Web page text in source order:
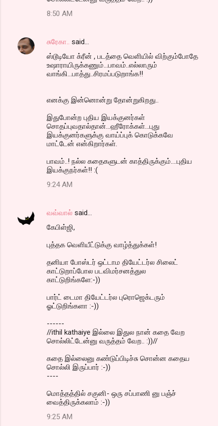
8:50 AM
சுரேகா.. said…
ஸ்டூடியோ க்ரீன் , படத்தை வெளியில் விற்கும்போதே
உஷாராயிருக்கணும்...பாவம்..எல்லாரும்
வாங்கி...பாத்து..சிரமப்படுறாங்க!!
எனக்கு இன்னொன்று தோன்றுகிறது..
இதுபோன்ற புதிய இயக்குனர்கள்
சொதப்புவதால்தான்...ஹீரோக்கள்...புது
இயக்குனர்களுக்கு வாய்ப்புக் கொடுக்கவே
மாட்டேன் என்கிறார்கள்.
பாவம்..! நல்ல கதைகளுடன் காத்திருக்கும்....புதிய
இயக்குநர்கள்!! :(
9:24 AM
வவ்வால் said…
கேபிள்ஜி,
புத்தக வெளியீட்டுக்கு வாழ்த்துக்கள்!
தனியா போஸ்டர் ஒட்டாம தியேட்டர்ல சிலைட்
காட்டுறாப்போல படவிமர்சனத்துல
காட்டுறிங்களே:-))
பார்ட் டைமா தியேட்டர்ல புரொஜெக்டரும்
ஓட்டுறிங்களா :-))
------
//ithil kathaiye இல்லை இதுல நான் கதை வேற
சொல்லிட்டேன்னு வருத்தம் வேற.. :))//
கதை இல்லைனு கண்டுப்பிடிச்சு சொன்ன கதைய
சொல்லி இருப்பார் :-))
----
மொத்தத்தில் சகுனி- ஒரு சப்பாணி னு பஞ்ச்
வைத்திருக்கலாம் :-))
9:25 AM